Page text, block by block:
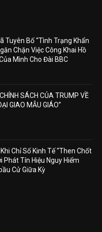
Tuyên Bố “Tình Trạng Khẩn
Chặn Việc Công Khai Hồ
Mình Cho Đài BBC
SÁCH CỦA TRUMP VỀ
GIAO MẪU GIÁO”
Chỉ Số Kinh Tế “Then Chốt
Phát Tín Hiệu Nguy Hiểm
Cử Giữa Kỳ